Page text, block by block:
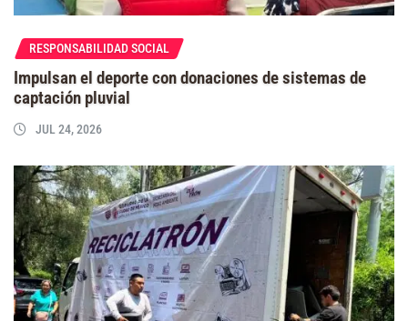
RESPONSABILIDAD SOCIAL
Impulsan el deporte con donaciones de sistemas de
captación pluvial
JUL 24, 2026